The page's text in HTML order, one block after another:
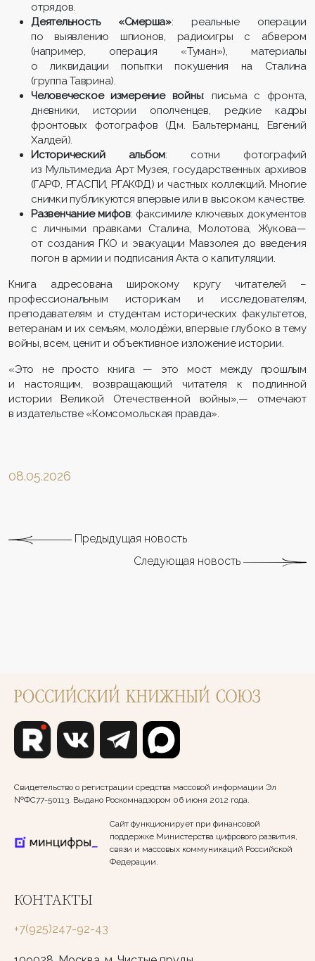
отрядов.
Деятельность «Смерша»: реальные операции
по выявлению шпионов, радиоигры с абвером
(например, операция «Туман»), материалы
о ликвидации попытки покушения на Сталина
(группа Таврина).
Человеческое измерение войны: письма с фронта,
дневники, истории ополченцев, редкие кадры
фронтовых фотографов (Дм. Бальтерманц, Евгений
Халдей).
Исторический альбом: сотни фотографий
из Мультимедиа Арт Музея, государственных архивов
(ГАРФ, РГАСПИ, РГАКФД) и частных коллекций. Многие
снимки публикуются впервые или в высоком качестве.
Развенчание мифов: факсимиле ключевых документов
с личными правками Сталина, Молотова, Жукова—
от создания ГКО и эвакуации Мавзолея до введения
погон в армии и подписания Акта о капитуляции.
Книга адресована широкому кругу читателей –
профессиональным историкам и исследователям,
преподавателям и студентам исторических факультетов,
ветеранам и их семьям, молодёжи, впервые глубоко в тему
войны, всем, ценит и объективное изложение истории.
«Это не просто книга — это мост между прошлым
и настоящим, возвращающий читателя к подлинной
истории Великой Отечественной войны»,— отмечают
в издательстве «Комсомольская правда».
08.05.2026
Предыдущая новость
Следующая новость
Свидетельство о регистрации средства массовой информации Эл
№ФС77-50113. Выдано Роскомнадзором 06 июня 2012 года.
Сайт функционирует при финансовой
поддержке Министерства цифрового развития,
связи и массовых коммуникаций Российской
Федерации.
КОНТАКТЫ
+7(925)247-92-43